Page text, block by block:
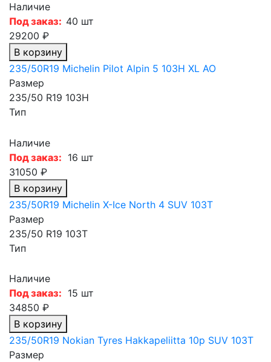
Наличие
Под заказ: 40 шт
29200 ₽
В корзину
235/50R19 Michelin Pilot Alpin 5 103H XL AO
Размер
235/50 R19 103H
Тип
Наличие
Под заказ: 16 шт
31050 ₽
В корзину
235/50R19 Michelin X-Ice North 4 SUV 103T
Размер
235/50 R19 103T
Тип
Наличие
Под заказ: 15 шт
34850 ₽
В корзину
235/50R19 Nokian Tyres Hakkapeliitta 10p SUV 103T
Размер